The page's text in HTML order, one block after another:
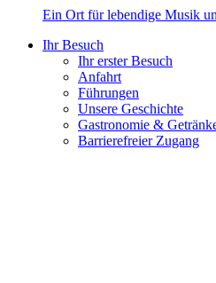
Ein Ort für lebendige Musik
Ihr Besuch
Ihr erster Besuch
Anfahrt
Führungen
Unsere Geschichte
Gastronomie &
Barrierefreier Zugang